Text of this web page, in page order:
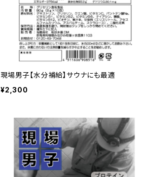
現場男子【水分補給】サウナにも最適
¥2,300